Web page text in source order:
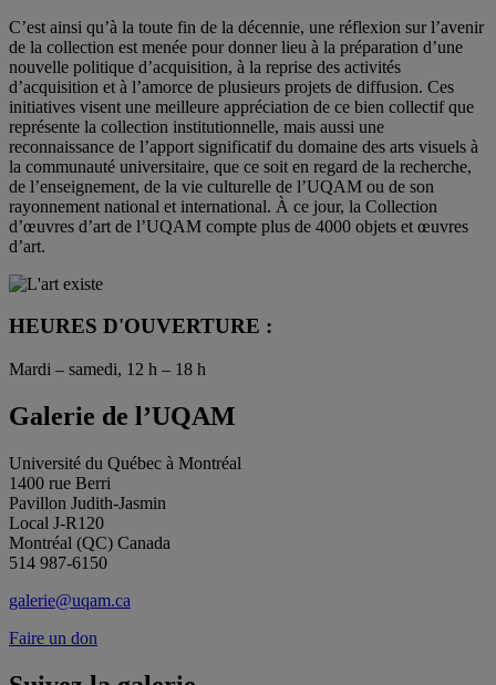
C’est ainsi qu’à la toute fin de la décennie, une réflexion sur l’avenir
de la collection est menée pour donner lieu à la préparation d’une
nouvelle politique d’acquisition, à la reprise des activités
d’acquisition et à l’amorce de plusieurs projets de diffusion. Ces
initiatives visent une meilleure appréciation de ce bien collectif que
représente la collection institutionnelle, mais aussi une
reconnaissance de l’apport significatif du domaine des arts visuels à
la communauté universitaire, que ce soit en regard de la recherche,
de l’enseignement, de la vie culturelle de l’UQAM ou de son
rayonnement national et international. À ce jour, la Collection
d’œuvres d’art de l’UQAM compte plus de 4000 objets et œuvres
d’art.
HEURES D'OUVERTURE :
Mardi – samedi, 12 h – 18 h
Galerie de l’UQAM
Université du Québec à Montréal
1400 rue Berri
Pavillon Judith-Jasmin
Local J-R120
Montréal (QC) Canada
514 987-6150
galerie@uqam.ca
Faire un don